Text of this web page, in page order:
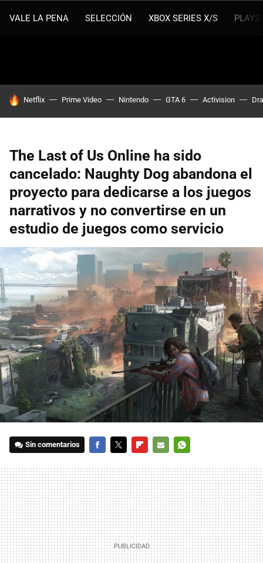
VALE LA PENA SELECCIÓN XBOX SERIES X/S
HOY SE HABLA DE
Netflix Prime Video Nintendo GTA 6 Activision
The Last of Us Online ha sido
cancelado: Naughty Dog abandona el
proyecto para dedicarse a los juegos
narrativos y no convertirse en un
estudio de juegos como servicio
Sin comentarios
MAIL